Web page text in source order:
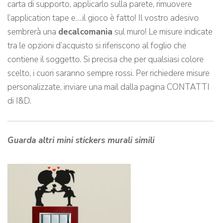
carta di supporto, applicarlo sulla parete, rimuovere
l’application tape e….il gioco è fatto! Il vostro adesivo
sembrerà una decalcomania sul muro! Le misure indicate
tra le opzioni d’acquisto si riferiscono al foglio che
contiene il soggetto. Si precisa che per qualsiasi colore
scelto, i cuori saranno sempre rossi. Per richiedere misure
personalizzate, inviare una mail dalla pagina CONTATTI
di I&D.
Guarda altri mini stickers murali simili